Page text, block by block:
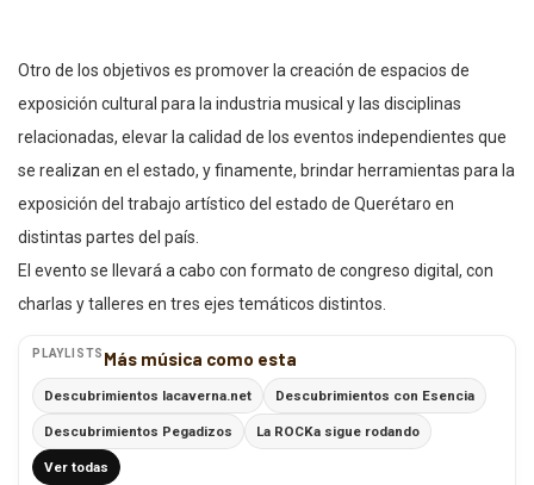
Otro de los objetivos es promover la creación de espacios de
exposición cultural para la industria musical y las disciplinas
relacionadas, elevar la calidad de los eventos independientes que
se realizan en el estado, y finamente, brindar herramientas para la
exposición del trabajo artístico del estado de Querétaro en
distintas partes del país.
El evento se llevará a cabo con formato de congreso digital, con
charlas y talleres en tres ejes temáticos distintos.
PLAYLISTS Más música como esta
Descubrimientos lacaverna.net Descubrimientos con Esencia
Descubrimientos Pegadizos La ROCKa sigue rodando
Ver todas